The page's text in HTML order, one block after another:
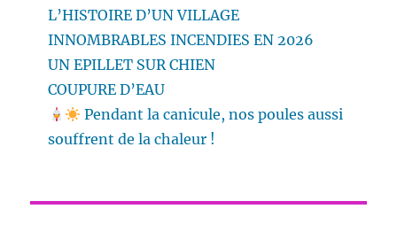
L’HISTOIRE D’UN VILLAGE
INNOMBRABLES INCENDIES EN 2026
UN EPILLET SUR CHIEN
COUPURE D’EAU
Pendant la canicule, nos poules aussi
souffrent de la chaleur !